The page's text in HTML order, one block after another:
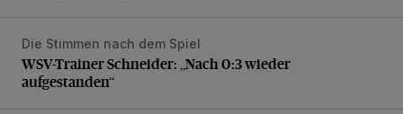
WSV-Trainer Schneider: „Nach 0:3 wieder aufgestanden“
Die Stimmen nach dem Spiel
WSV-Trainer Schneider: „Nach 0:3 wieder
aufgestanden“